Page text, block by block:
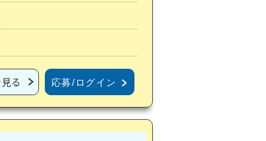
る 応募/ログイン